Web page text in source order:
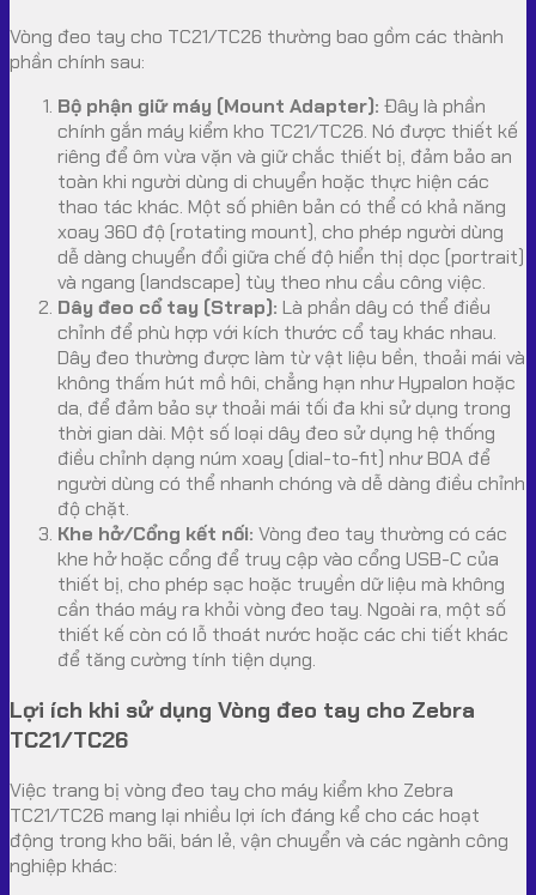
Vòng đeo tay cho TC21/TC26 thường bao gồm các thành
phần chính sau:
Bộ phận giữ máy (Mount Adapter): Đây là phần
chính gắn máy kiểm kho TC21/TC26. Nó được thiết kế
riêng để ôm vừa vặn và giữ chắc thiết bị, đảm bảo an
toàn khi người dùng di chuyển hoặc thực hiện các
thao tác khác. Một số phiên bản có thể có khả năng
xoay 360 độ (rotating mount), cho phép người dùng
dễ dàng chuyển đổi giữa chế độ hiển thị dọc (portrait)
và ngang (landscape) tùy theo nhu cầu công việc.
Dây đeo cổ tay (Strap): Là phần dây có thể điều
chỉnh để phù hợp với kích thước cổ tay khác nhau.
Dây đeo thường được làm từ vật liệu bền, thoải mái và
không thấm hút mồ hôi, chẳng hạn như Hypalon hoặc
da, để đảm bảo sự thoải mái tối đa khi sử dụng trong
thời gian dài. Một số loại dây đeo sử dụng hệ thống
điều chỉnh dạng núm xoay (dial-to-fit) như BOA để
người dùng có thể nhanh chóng và dễ dàng điều chỉnh
độ chặt.
Khe hở/Cổng kết nối: Vòng đeo tay thường có các
khe hở hoặc cổng để truy cập vào cổng USB-C của
thiết bị, cho phép sạc hoặc truyền dữ liệu mà không
cần tháo máy ra khỏi vòng đeo tay. Ngoài ra, một số
thiết kế còn có lỗ thoát nước hoặc các chi tiết khác
để tăng cường tính tiện dụng.
Lợi ích khi sử dụng Vòng đeo tay cho Zebra
TC21/TC26
Việc trang bị vòng đeo tay cho máy kiểm kho Zebra
TC21/TC26 mang lại nhiều lợi ích đáng kể cho các hoạt
động trong kho bãi, bán lẻ, vận chuyển và các ngành công
nghiệp khác: